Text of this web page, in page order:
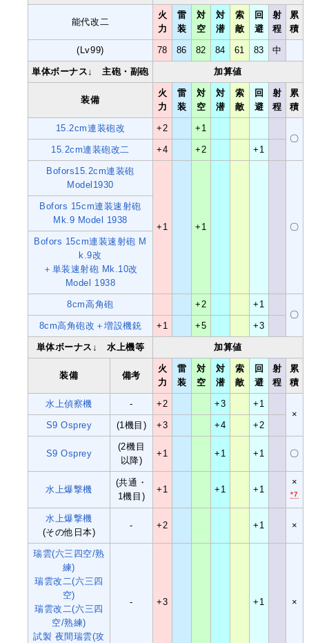
能代改二
火
力
雷
装
対
空
対
潜
索
敵
回
避
射
程
累
積
(Lv99) 78 86 82 84 61 83 中
単体ボーナス↓ 主砲・副砲 加算値
装備
火
力
雷
装
対
空
対
潜
索
敵
回
避
射
程
累
積
15.2cm連装砲改 +2
+1
〇
15.2cm連装砲改二
+4 +2 +1
Bofors15.2cm連装砲
Model1930
+1 +1 〇
Bofors 15cm連装速射砲
Mk.9 Model 1938
Bofors 15cm連装速射砲 M
k.9改
＋単装速射砲 Mk.10改
Model 1938
8cm高角砲 +2
+1
〇
8cm高角砲改＋増設機銃
+1 +5 +3
単体ボーナス↓ 水上機等 加算値
装備 備考
火
力
雷
装
対
空
対
潜
索
敵
回
避
射
程
累
積
水上偵察機 - +2 +3
+1
×
S9 Osprey
(1機目) +3 +4 +2
S9 Osprey
(2機目
以降)
+1 +1 +1 〇
水上爆撃機
(共通・
1機目)
+1 +1 +1
×
*7
水上爆撃機
(その他日本)
- +2 +1 ×
瑞雲(六三四空/熟
練)
瑞雲改二(六三四
空)
瑞雲改二(六三四
空/熟練)
試製 夜間瑞雲(攻
- +3 +1 ×